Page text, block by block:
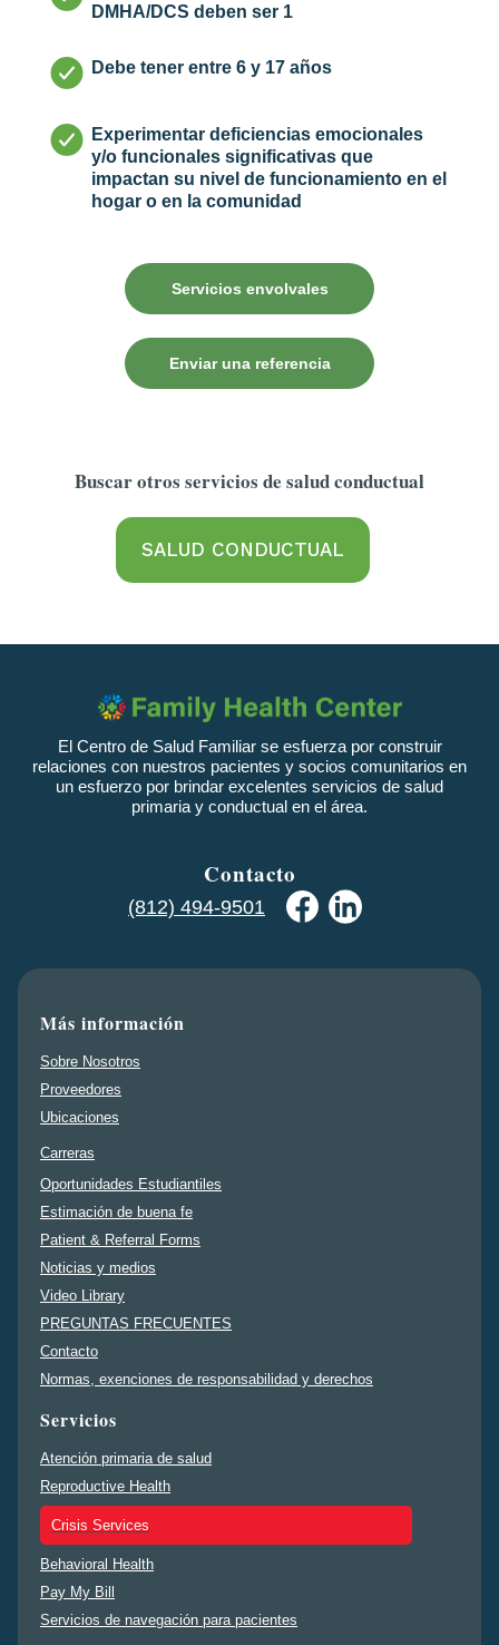
DMHA/DCS deben ser 1
Debe tener entre 6 y 17 años
Experimentar deficiencias emocionales
y/o funcionales significativas que
impactan su nivel de funcionamiento en el
hogar o en la comunidad
Servicios envolvales
Enviar una referencia
Buscar otros servicios de salud conductual
SALUD CONDUCTUAL
El Centro de Salud Familiar se esfuerza por construir
relaciones con nuestros pacientes y socios comunitarios en
un esfuerzo por brindar excelentes servicios de salud
primaria y conductual en el área.
Contacto
(812) 494-9501
Más información
Sobre Nosotros
Proveedores
Ubicaciones
Carreras
Oportunidades Estudiantiles
Estimación de buena fe
Patient & Referral Forms
Noticias y medios
Video Library
PREGUNTAS FRECUENTES
Contacto
Normas, exenciones de responsabilidad y derechos
Servicios
Atención primaria de salud
Reproductive Health
Crisis Services
Behavioral Health
Pay My Bill
Servicios de navegación para pacientes